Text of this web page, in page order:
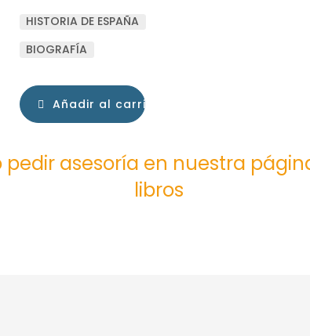
HISTORIA DE ESPAÑA
BIOGRAFÍA
Añadir al carrito
asesoría en nuestra
libros